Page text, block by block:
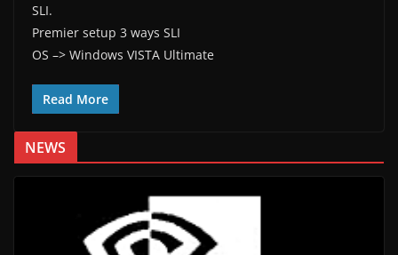
SLI.
Premier setup 3 ways SLI
OS –> Windows VISTA Ultimate
Read More
NEWS